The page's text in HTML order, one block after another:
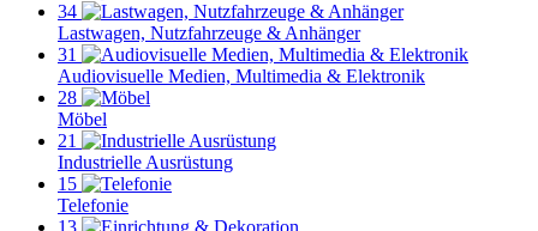
34
Lastwagen, Nutzfahrzeuge & Anhänger
31
Audiovisuelle Medien, Multimedia & Elektronik
28
Möbel
21
Industrielle Ausrüstung
15
Telefonie
13